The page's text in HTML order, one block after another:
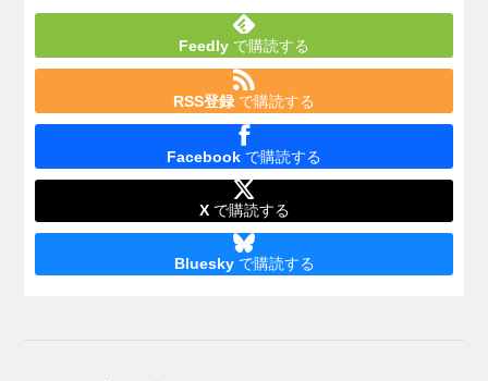
Feedly で購読する
RSS登録 で購読する
Facebook で購読する
Xで購読する
Blueskyで購読する